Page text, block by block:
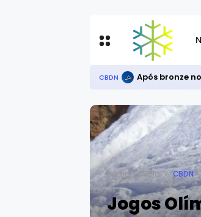
CBDN Após bronze
Página inicial CBDN
Jogos